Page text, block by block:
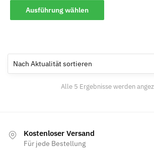
Ausführung wählen
Alle 5 Ergebnisse werden
Kostenloser Versand
Für jede Bestellung